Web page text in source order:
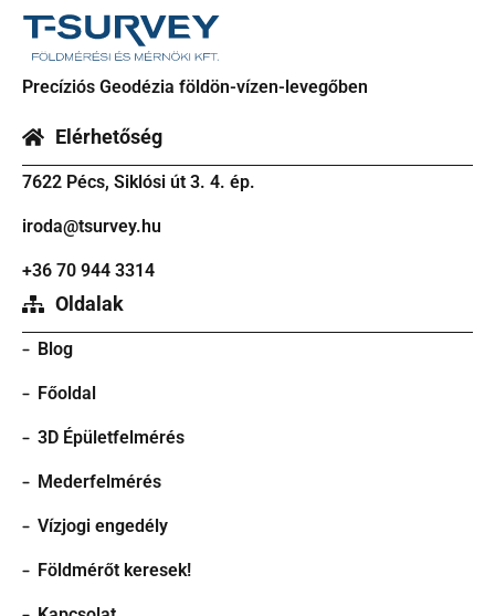
Precíziós Geodézia földön-vízen-levegőben
Elérhetőség
7622 Pécs, Siklósi út 3. 4. ép.
iroda@tsurvey.hu
+36 70 944 3314
Oldalak
Blog
Főoldal
3D Épületfelmérés
Mederfelmérés
Vízjogi engedély
Földmérőt keresek!